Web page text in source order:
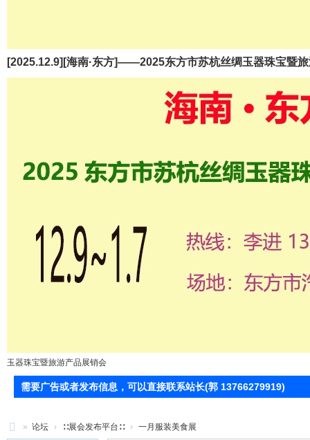
[2025.12.9][海南·东方]——2025东方市苏杭丝绸玉器珠宝暨
玉器珠宝暨旅游产品展销会
需要广告或者发布信息，可以直接联系站长(郭 13766279919)
» 论坛 › ∷展会发布平台∷ › 一月服装美食展